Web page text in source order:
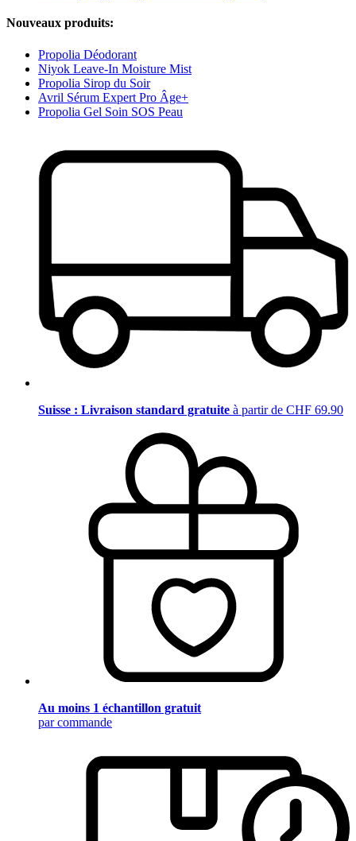
Nouveaux produits:
Propolia Déodorant
Niyok Leave-In Moisture Mist
Propolia Sirop du Soir
Avril Sérum Expert Pro Âge+
Propolia Gel Soin SOS Peau
Suisse : Livraison standard gratuite à partir de CHF 69.90
Au moins 1 échantillon gratuit
par commande